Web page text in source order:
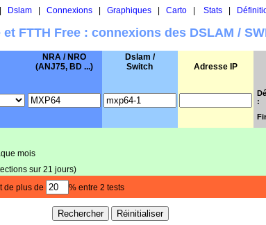
Dslam| Connexions| Graphiques| Carto| Stats|
FTTH Free : connexions des DSLAM /
NRA / NRO
(ANJ75, BD ...)
Dslam /
Switch
Adresse IP
:
mois
sur 21 jours)
de plus de % entre 2 tests